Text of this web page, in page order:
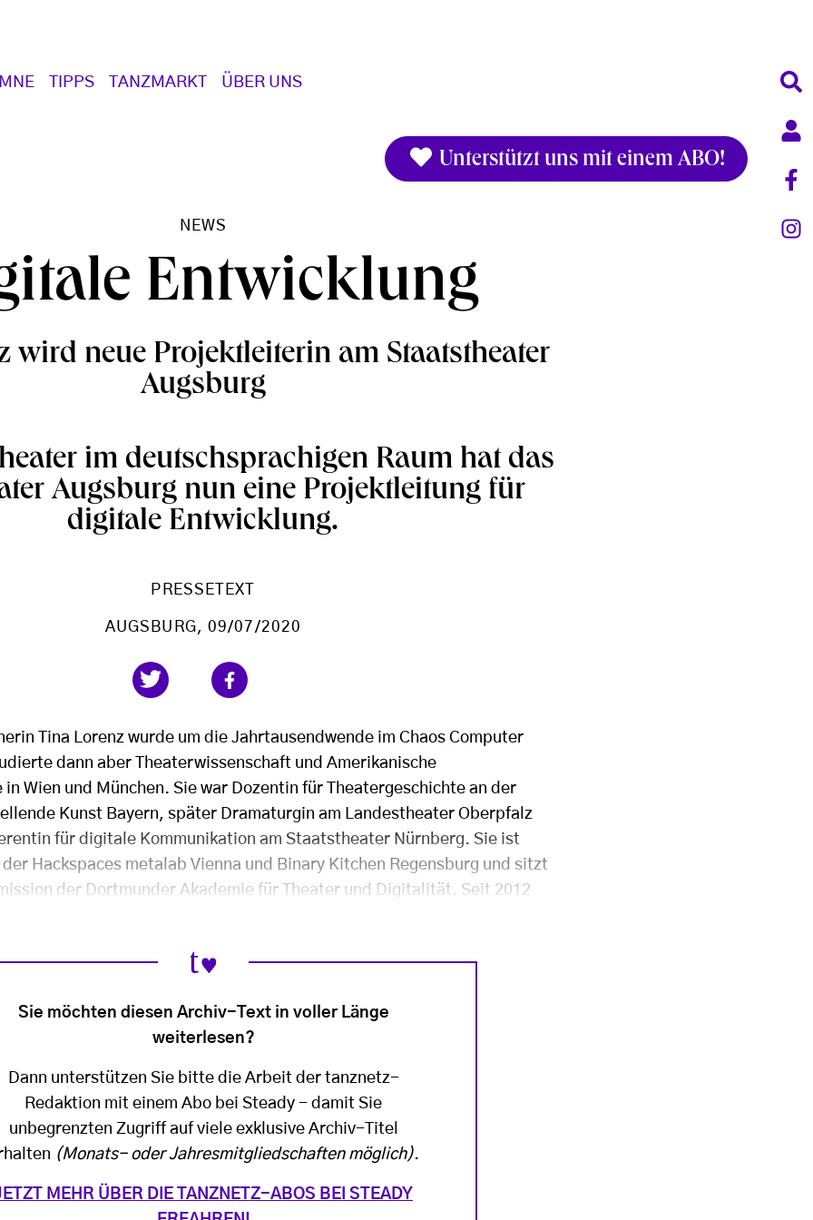
TIPPS TANZMARKT ÜBER UNS
Unterstützt uns mit einem ABO!
NEWS
Entwicklung
wird neue Projektleiterin am Staatstheater
Augsburg
im deutschsprachigen Raum hat das
Augsburg nun eine Projektleitung für
digitale Entwicklung.
PRESSETEXT
AUGSBURG, 09/07/2020
Tina Lorenz wurde um die Jahrtausendwende im Chaos Computer
dann aber Theaterwissenschaft und Amerikanische
Wien und München. Sie war Dozentin für Theatergeschichte an der
Kunst Bayern, später Dramaturgin am Landestheater Oberpfalz
für digitale Kommunikation am Staatstheater Nürnberg. Sie ist
Hackspaces metalab Vienna und Binary Kitchen Regensburg und sitzt
der Dortmunder Akademie für Theater und Digitalität. Seit 2012
Sie möchten diesen Archiv-Text in voller Länge
weiterlesen?
Dann unterstützen Sie bitte die Arbeit der tanznetz-
Redaktion mit einem Abo bei Steady - damit Sie
unbegrenzten Zugriff auf viele exklusive Archiv-Titel
(Monats- oder Jahresmitgliedschaften möglich).
MEHR ÜBER DIE TANZNETZ-ABOS BEI STEADY